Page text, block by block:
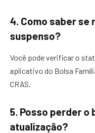
4. Como saber se
suspenso?
Você pode verificar o
aplicativo do Bolsa
CRAS.
5. Posso perder o
atualização?